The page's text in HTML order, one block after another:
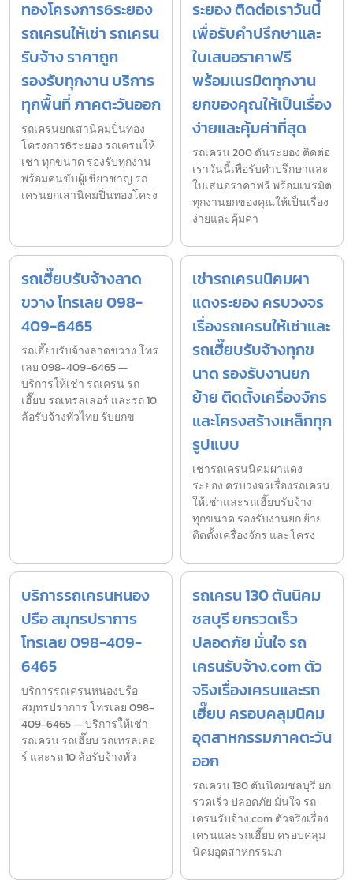
ทองโครงการ6ระยอง
รถเครนให้เช่า รถเครน
รับจ้าง ราคาถูก
รองรับทุกงาน บริการ
ทุกพื้นที่ ภาคตะวันออก
รถเครนยกเสานิคมปิ่นทอง
โครงการ6ระยอง รถเครนให้
เช่า ทุกขนาด รองรับทุกงาน
พร้อมคนขับผู้เชี่ยวชาญ รถ
เครนยกเสานิคมปิ่นทองโครง
ระยอง ติดต่อเราวันนี้
เพื่อรับคำปรึกษาและ
ใบเสนอราคาฟรี
พร้อมเนรมิตทุกงาน
ยกของคุณให้เป็นเรื่อง
ง่ายและคุ้มค่าที่สุด
รถเครน 200 ตันระยอง ติดต่อ
เราวันนี้เพื่อรับคำปรึกษาและ
ใบเสนอราคาฟรี พร้อมเนรมิต
ทุกงานยกของคุณให้เป็นเรื่อง
ง่ายและคุ้มค่า
รถเฮี๊ยบรับจ้างลาด
ขวาง โทรเลย 098-
409-6465
รถเฮี๊ยบรับจ้างลาดขวาง โทร
เลย 098-409-6465 —
บริการให้เช่า รถเครน รถ
เฮี๊ยบ รถเทรลเลอร์ และรถ 10
ล้อรับจ้างทั่วไทย รับยกข
เช่ารถเครนนิคมผา
แดงระยอง ครบวงจร
เรื่องรถเครนให้เช่าและ
รถเฮี๊ยบรับจ้างทุกข
นาด รองรับงานยก
ย้าย ติดตั้งเครื่องจักร
และโครงสร้างเหล็กทุก
รูปแบบ
เช่ารถเครนนิคมผาแดง
ระยอง ครบวงจรเรื่องรถเครน
ให้เช่าและรถเฮี๊ยบรับจ้าง
ทุกขนาด รองรับงานยก ย้าย
ติดตั้งเครื่องจักร และโครง
บริการรถเครนหนอง
ปรือ สมุทรปราการ
โทรเลย 098-409-
6465
บริการรถเครนหนองปรือ
สมุทรปราการ โทรเลย 098-
409-6465 — บริการให้เช่า
รถเครน รถเฮี๊ยบ รถเทรลเลอ
ร์ และรถ 10 ล้อรับจ้างทั่ว
รถเครน 130 ตันนิคม
ชลบุรี ยกรวดเร็ว
ปลอดภัย มั่นใจ รถ
เครนรับจ้าง.com ตัว
จริงเรื่องเครนและรถ
เฮี๊ยบ ครอบคลุมนิคม
อุตสาหกรรมภาคตะวัน
ออก
รถเครน 130 ตันนิคมชลบุรี ยก
รวดเร็ว ปลอดภัย มั่นใจ รถ
เครนรับจ้าง.com ตัวจริงเรื่อง
เครนและรถเฮี๊ยบ ครอบคลุม
นิคมอุตสาหกรรมภ